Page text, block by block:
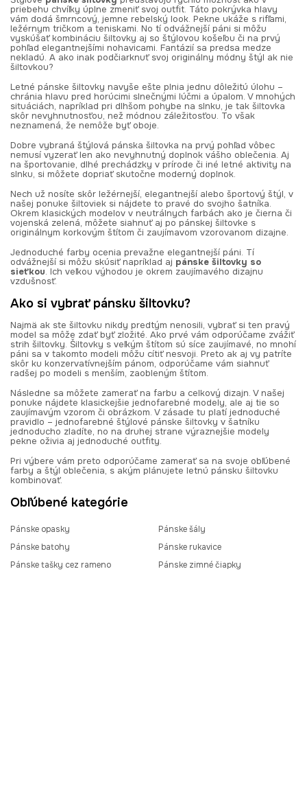
priebehu chvíľky úplne zmeniť svoj outfit. Táto pokrývka hlavy
vám dodá šmrncový, jemne rebelský look. Pekne ukáže s rifľami,
ležérnym tričkom a teniskami. No tí odvážnejší páni si môžu
vyskúšať kombináciu šiltovky aj so štýlovou košeľou či na prvý
pohľad elegantnejšími nohavicami. Fantázií sa predsa medze
nekladú. A ako inak podčiarknuť svoj originálny módny štýl ak nie
šiltovkou?
Letné pánske šiltovky navyše ešte plnia jednu dôležitú úlohu –
chránia hlavu pred horúcimi slnečnými lúčmi a úpalom. V mnohých
situáciách, napríklad pri dlhšom pohybe na slnku, je tak šiltovka
skôr nevyhnutnosťou, než módnou záležitosťou. To však
neznamená, že nemôže byť oboje.
Dobre vybraná štýlová pánska šiltovka na prvý pohľad vôbec
nemusí vyzerať len ako nevyhnutný doplnok vášho oblečenia. Aj
na športovanie, dlhé prechádzky v prírode či iné letné aktivity na
slnku, si môžete dopriať skutočne moderný doplnok.
Nech už nosíte skôr ležérnejší, elegantnejší alebo športový štýl, v
našej ponuke šiltoviek si nájdete to pravé do svojho šatníka.
Okrem klasických modelov v neutrálnych farbách ako je čierna či
vojenská zelená, môžete siahnuť aj po pánskej šiltovke s
originálnym korkovým štítom či zaujímavom vzorovanom dizajne.
Jednoduché farby ocenia prevažne elegantnejší páni. Tí
odvážnejší si môžu skúsiť napríklad aj pánske šiltovky so
sieťkou. Ich veľkou výhodou je okrem zaujímavého dizajnu
vzdušnosť.
Ako si vybrať pánsku šiltovku?
Najmä ak ste šiltovku nikdy predtým nenosili, vybrať si ten pravý
model sa môže zdať byť zložité. Ako prvé vám odporúčame zvážiť
strih šiltovky. Šiltovky s veľkým štítom sú síce zaujímavé, no mnohí
páni sa v takomto modeli môžu cítiť nesvoji. Preto ak aj vy patríte
skôr ku konzervatívnejším pánom, odporúčame vám siahnuť
radšej po modeli s menším, zaobleným štítom.
Následne sa môžete zamerať na farbu a celkový dizajn. V našej
ponuke nájdete klasickejšie jednofarebné modely, ale aj tie so
zaujímavým vzorom či obrázkom. V zásade tu platí jednoduché
pravidlo – jednofarebné štýlové pánske šiltovky v šatníku
jednoducho zladíte, no na druhej strane výraznejšie modely
pekne oživia aj jednoduché outfity.
Pri výbere vám preto odporúčame zamerať sa na svoje obľúbené
farby a štýl oblečenia, s akým plánujete letnú pánsku šiltovku
kombinovať.
Obľúbené kategórie
Pánske opasky
Pánske batohy
Pánske tašky cez rameno
Pánske šály
Pánske rukavice
Pánske zimné čiapky